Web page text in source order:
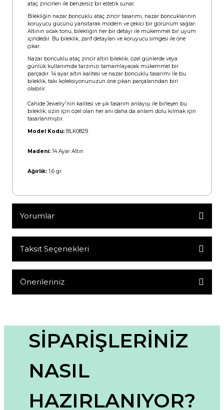
ataç zincirleri ile benzersiz bir estetik sunar.
Bilekliğin nazar boncuklu ataç zincir tasarımı, nazar boncuklarının
koruyucu gücünü yansıtarak modern ve çekici bir görünüm sağlar.
Altının sıcak tonu, bilekliğin her bir detayı ile mükemmel bir uyum
içindedir. Bu bileklik, zarif detayları ve koruyucu simgesi ile öne
çıkar.
Nazar boncuklu ataç zincir altın bileklik, özel günlerde veya
günlük kullanımda tarzınızı tamamlayacak mükemmel bir
parçadır. 14 ayar altın kalitesi ve nazar boncuklu tasarımı ile bu
bileklik, takı koleksiyonunuzun öne çıkan parçalarından biri
olabilir.
Cahide Jewelry'nin kalitesi ve şık tasarım anlayışı ile birleşen bu
bileklik, sizin için özel olan her anı daha da anlam dolu kılmak için
tasarlanmıştır.
Model Kodu: BLK0829
Madeni: 14 Ayar Altın
Ağırlık: 1,6 gr
Yorumlar
Bu ürüne ilk yorumu siz yapın!
Taksit Seçenekleri
Önerileriniz
Görüş ve önerileriniz için teşekkür ederiz.
Ürün resmi kalitesiz, bozuk veya görüntülenemiyor.
Ürün açıklamasında eksik bilgiler bulunuyor.
Ürün fiyatı diğer sitelerden daha pahalı.
SİPARİŞLERİNİZ
NASIL
HAZIRLANIYOR?